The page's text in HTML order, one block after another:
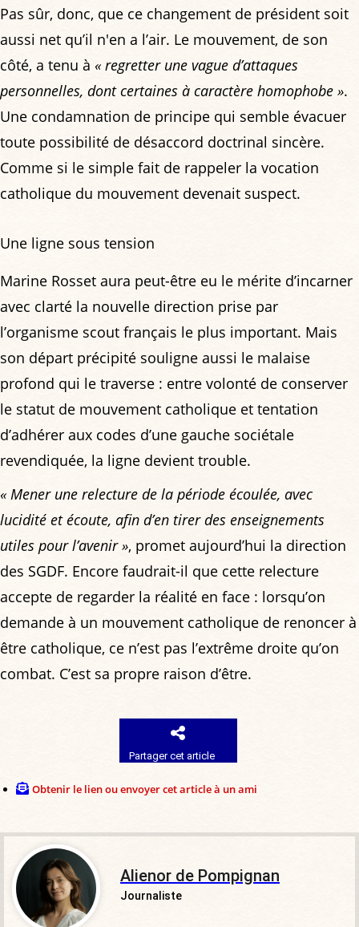
Pas sûr, donc, que ce changement de président soit
aussi net qu’il n'en a l’air. Le mouvement, de son
côté, a tenu à « regretter une vague d’attaques
personnelles, dont certaines à caractère homophobe ».
Une condamnation de principe qui semble évacuer
toute possibilité de désaccord doctrinal sincère.
Comme si le simple fait de rappeler la vocation
catholique du mouvement devenait suspect.
Une ligne sous tension
Marine Rosset aura peut-être eu le mérite d’incarner
avec clarté la nouvelle direction prise par
l’organisme scout français le plus important. Mais
son départ précipité souligne aussi le malaise
profond qui le traverse : entre volonté de conserver
le statut de mouvement catholique et tentation
d’adhérer aux codes d’une gauche sociétale
revendiquée, la ligne devient trouble.
« Mener une relecture de la période écoulée, avec
lucidité et écoute, afin d’en tirer des enseignements
utiles pour l’avenir », promet aujourd’hui la direction
des SGDF. Encore faudrait-il que cette relecture
accepte de regarder la réalité en face : lorsqu’on
demande à un mouvement catholique de renoncer à
être catholique, ce n’est pas l’extrême droite qu’on
combat. C’est sa propre raison d’être.
Partager cet article
Obtenir le lien ou envoyer cet article à un ami
Alienor de Pompignan
Journaliste